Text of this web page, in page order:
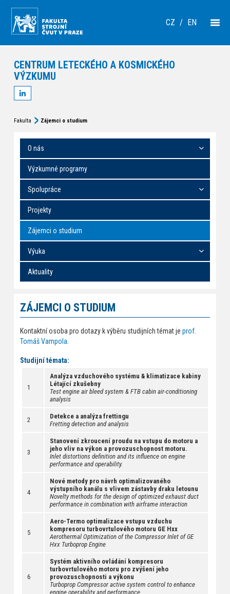
CZ / EN
CENTRUM LETECKÉHO A KOSMICKÉHO
VÝZKUMU
Fakulta Zájemci o studium
O nás
Výzkumné programy
Spolupráce
Projekty
Zájemci o studium
Výuka
Aktuality
ZÁJEMCI O STUDIUM
Kontaktní osoba pro dotazy k výběru studijních témat je prof.
Tomáš Vampola.
Studijní témata:
1
Analýza vzduchového systému & klimatizace kabiny
Létající zkušebny
Test engine air bleed system & FTB cabin air-conditioning
analysis
2
Detekce a analýza frettingu
Fretting detection and analysis
3
Stanovení zkroucení proudu na vstupu do motoru a
jeho vliv na výkon a provozuschopnost motoru.
Inlet distortions definition and its influence on engine
performance and operability.
4
Nové metody pro návrh optimalizovaného
výstupního kanálu s vlivem zástavby draku letounu
Novelty methods for the design of optimized exhaust duct
performance in combination with airframe interaction
5
Aero-Termo optimalizace vstupu vzduchu
kompresoru turbovrtulového motoru GE Hxx
Aerothermal Optimization of the Compressor Inlet of GE
Hxx Turboprop Engine
6
Systém aktivního ovládání kompresoru
turbovrtulového motoru pro zvýšení jeho
provozuschopnosti a výkonu
Turboprop Compressor active system control to enhance
engine operability and performance